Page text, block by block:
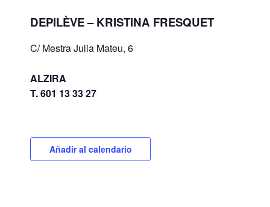
DEPILÈVE – KRISTINA FRESQUET
C/ Mestra Julia Mateu, 6
ALZIRA
T. 601 13 33 27
Añadir al calendario